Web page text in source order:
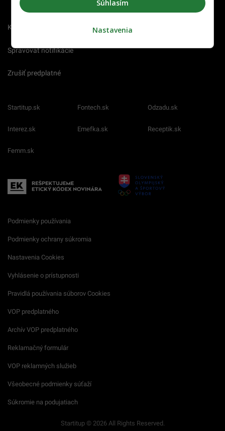
Kariéra
Spravovať notifikácie
Zrušiť predplatné
Startitup.sk Fontech.sk Odzadu.sk
Interez.sk Emefka.sk Receptik.sk
Femm.sk
Podmienky používania
Podmienky ochrany súkromia
Nastavenia Cookies
Vyhlásenie o prístupnosti
Pravidlá používania súborov Cookies
VOP predplatného
Archív VOP predplatného
Reklamačný formulár
VOP reklamných služieb
Všeobecné podmienky súťaží
Súkromie na podujatiach
Startitup © 2026 All Rights Reserved.
Súhlasím
Nastavenia